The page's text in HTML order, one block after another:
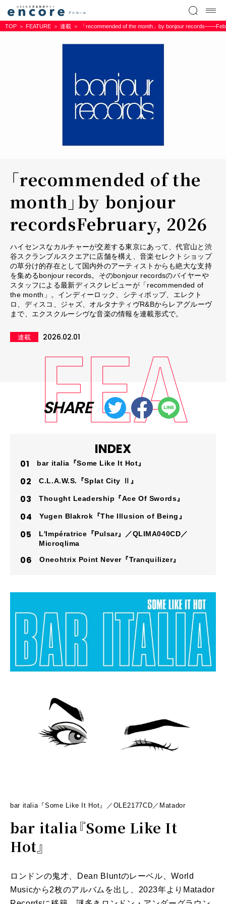
TOP FEATURE 連載 「recommended of the month」by bonjour
「recommended of the
month」by bonjour
records――February, 2026
ハイセンスなカルチャーが交差する東京にあって、代官山と渋
谷スクランブルスクエアに店舗を構え、音楽セレクトショップ
の草分け的存在として国内外のアーティストからも絶大な支持
を集めるbonjour records。そのbonjour recordsのバイヤーや
スタッフによる最新ディスクレビューが「recommended of
the month」。インディーロック、シティポップ、エレクト
ロ、ディスコ、ジャズ、オルタナティヴR&Bからレアグルーヴ
まで、エクスクルーシヴな音楽の情報を連載形式で。
連載 2026.02.01
SHARE
INDEX
bar italia『Some Like It Hot』
C.L.A.W.S.『Splat City Ⅱ』
Thought Leadership『Ace Of Swords』
Yugen Blakrok『The Illusion of Being』
L'Impératrice『Pulsar』／QLIMA040CD／
Microqlima
Oneohtrix Point Never『Tranquilizer』
bar italia『Some Like It Hot』／OLE2177CD／Matador
bar italia『Some Like It
Hot』
ロンドンの鬼才、Dean Bluntのレーベル、World
Musicから2枚のアルバムを出し、2023年よりMatador